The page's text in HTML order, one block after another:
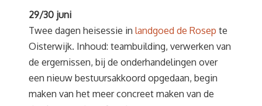
29/30 juni
Twee dagen heisessie in landgoed de Rosep te
Oisterwijk. Inhoud: teambuilding, verwerken van
de ergernissen, bij de onderhandelingen over
een nieuw bestuursakkoord opgedaan, begin
maken van het meer concreet maken van de